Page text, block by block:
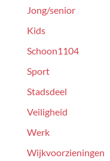
Jong/senior
Kids
Schoon1104
Sport
Stadsdeel
Veiligheid
Werk
Wijkvoorzieningen